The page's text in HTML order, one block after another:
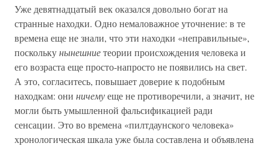
Уже девятнадцатый век оказался довольно богат на
странные находки. Одно немаловажное уточнение: в те
времена еще не знали, что эти находки «неправильные»,
посколькунынешниетеории происхождения человека и
его возраста еще просто-напросто не появились на свет.
А это, согласитесь, повышает доверие к подобным
находкам: они ничемуеще не противоречили, а значит, не
могли быть умышленной фальсификацией ради
сенсации. Это во времена «пилтдаунского человека»
хронологическая шкала уже была составлена и объявлена